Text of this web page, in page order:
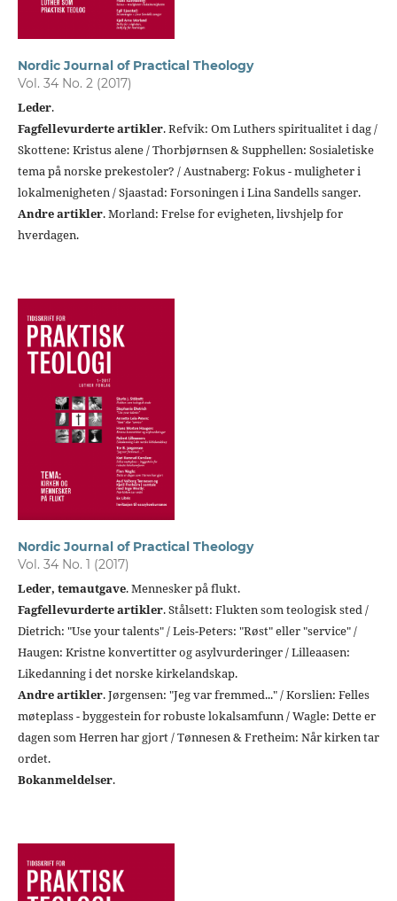
Nordic Journal of Practical Theology
Vol. 34 No. 2 (2017)
Leder.
Fagfellevurderte artikler. Refvik: Om Luthers spiritualitet i dag /
Skottene: Kristus alene / Thorbjørnsen & Supphellen: Sosialetiske
tema på norske prekestoler? / Austnaberg: Fokus - muligheter i
lokalmenigheten / Sjaastad: Forsoningen i Lina Sandells sanger.
Andre artikler. Morland: Frelse for evigheten, livshjelp for
hverdagen.
Nordic Journal of Practical Theology
Vol. 34 No. 1 (2017)
Leder, temautgave. Mennesker på flukt.
Fagfellevurderte artikler. Stålsett: Flukten som teologisk sted /
Dietrich: "Use your talents" / Leis-Peters: "Røst" eller "service" /
Haugen: Kristne konvertitter og asylvurderinger / Lilleaasen:
Likedanning i det norske kirkelandskap.
Andre artikler. Jørgensen: "Jeg var fremmed..." / Korslien: Felles
møteplass - byggestein for robuste lokalsamfunn / Wagle: Dette er
dagen som Herren har gjort / Tønnesen & Fretheim: Når kirken tar
ordet.
Bokanmeldelser.